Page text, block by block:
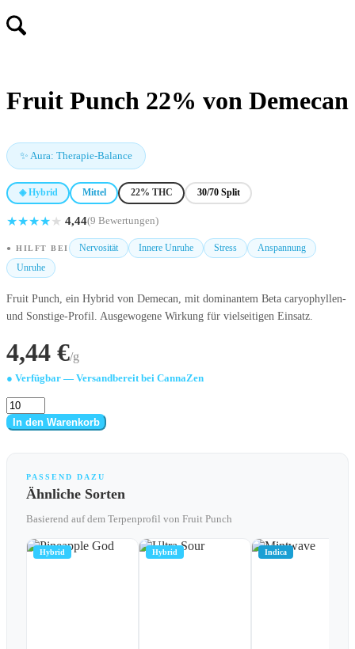
Fruit Punch 22% von Demecan
✨ Aura: Therapie-Balance
◈ Hybrid Mittel 22% THC 30/70 Split
★★★★★ 4,44(9 Bewertungen)
● HILFT BEI Nervosität Innere Unruhe Stress
Anspannung
Unruhe
Fruit Punch, ein Hybrid von Demecan, mit dominantem Beta caryophyllen-
und Sonstige-Profil. Ausgewogene Wirkung für vielseitigen Einsatz.
4,44 €/g
● Verfügbar — Versandbereit bei CannaZen
Fruit
Punch
Menge
In den Warenkorb
PASSEND DAZU
Ähnliche Sorten
Basierend auf dem Terpenprofil von Fruit Punch
Hybrid Hybrid Indica